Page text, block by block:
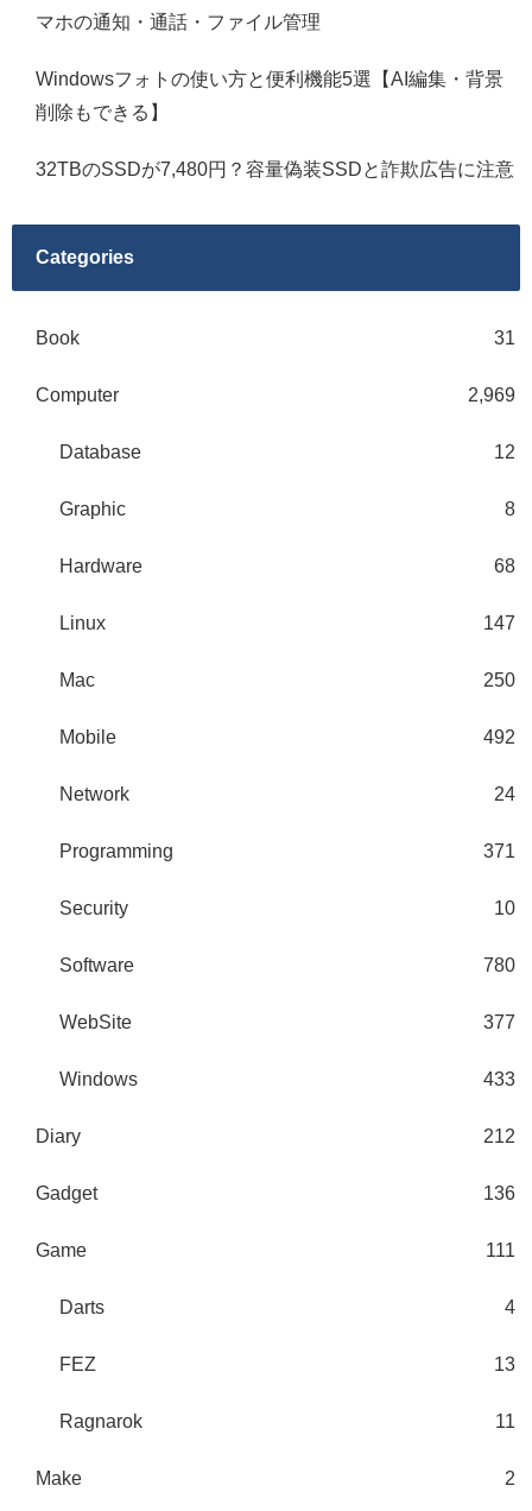
マホの通知・通話・ファイル管理
Windowsフォトの使い方と便利機能5選【AI編集・背景
削除もできる】
32TBのSSDが7,480円？容量偽装SSDと詐欺広告に注意
Categories
Book 31
Computer 2,969
Database 12
Graphic 8
Hardware 68
Linux 147
Mac 250
Mobile 492
Network 24
Programming 371
Security 10
Software 780
WebSite 377
Windows 433
Diary 212
Gadget 136
Game 111
Darts 4
FEZ 13
Ragnarok 11
Make 2